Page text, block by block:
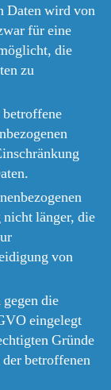
Daten wird von
für eine
die
zu
länger, die
von
die
eingelegt
Gründe
betroffenen